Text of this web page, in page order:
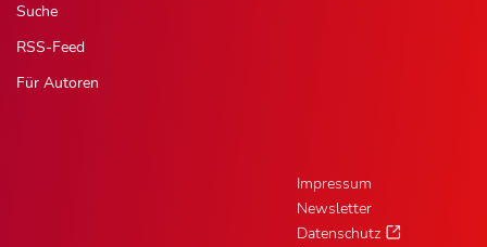
Suche
RSS-Feed
Für Autoren
Impressum
Newsletter
Datenschutz